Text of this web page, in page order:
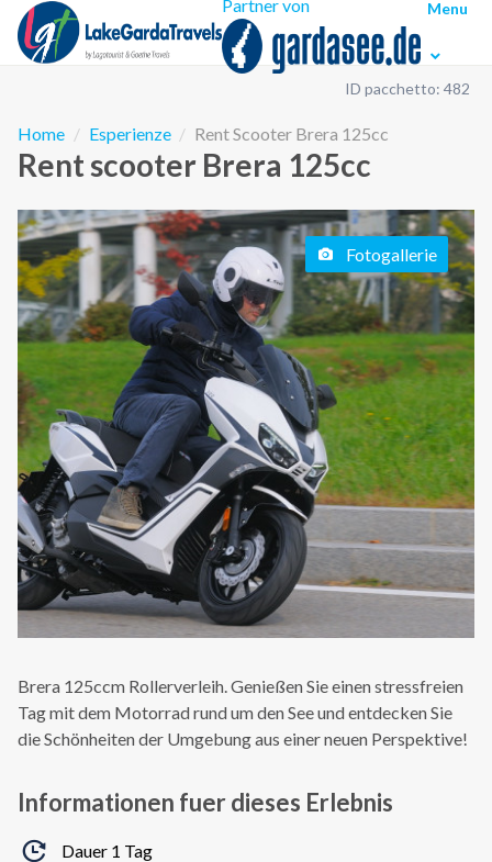
Partner von Menu
ID pacchetto: 482
Home Esperienze Rent Scooter Brera 125cc
Rent scooter Brera 125cc
Fotogallerie
Brera 125ccm Rollerverleih. Genießen Sie einen stressfreien
Tag mit dem Motorrad rund um den See und entdecken Sie
die Schönheiten der Umgebung aus einer neuen Perspektive!
Informationen fuer dieses Erlebnis
Dauer 1 Tag